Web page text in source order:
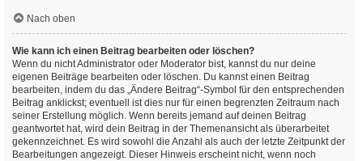
Nach oben
Wie kann ich einen Beitrag bearbeiten oder löschen?
Wenn du nicht Administrator oder Moderator bist, kannst du nur deine
eigenen Beiträge bearbeiten oder löschen. Du kannst einen Beitrag
bearbeiten, indem du das „Ändere Beitrag“-Symbol für den entsprechenden
Beitrag anklickst; eventuell ist dies nur für einen begrenzten Zeitraum nach
seiner Erstellung möglich. Wenn bereits jemand auf deinen Beitrag
geantwortet hat, wird dein Beitrag in der Themenansicht als überarbeitet
gekennzeichnet. Es wird sowohl die Anzahl als auch der letzte Zeitpunkt der
Bearbeitungen angezeigt. Dieser Hinweis erscheint nicht, wenn noch